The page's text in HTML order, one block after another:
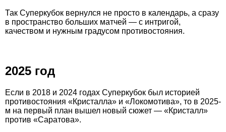
Так Суперкубок вернулся не просто в календарь, а сразу
в пространство больших матчей — с интригой,
качеством и нужным градусом противостояния.
2025 год
Если в 2018 и 2024 годах Суперкубок был историей
противостояния «Кристалла» и «Локомотива», то в 2025-
м на первый план вышел новый сюжет — «Кристалл»
против «Саратова».